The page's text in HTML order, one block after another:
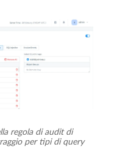
regola di audit di
per tipi di query